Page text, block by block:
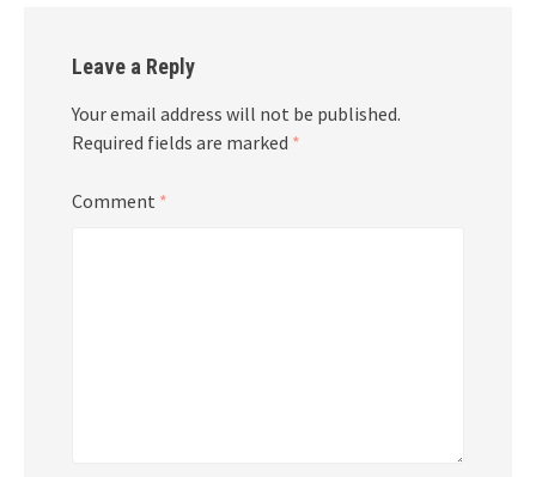
Leave a Reply
Your email address will not be published.
Required fields are marked *
Comment *